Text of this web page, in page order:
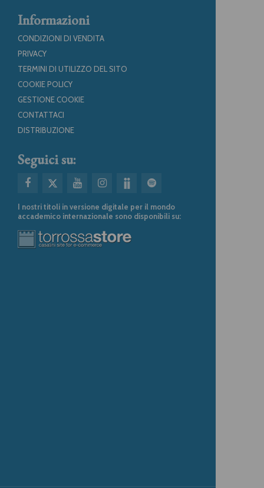
Informazioni
CONDIZIONI DI VENDITA
PRIVACY
TERMINI DI UTILIZZO DEL SITO
COOKIE POLICY
GESTIONE COOKIE
CONTATTACI
DISTRIBUZIONE
Seguici su:
I nostri titoli in versione digitale per il mondo
accademico internazionale sono disponibili su: